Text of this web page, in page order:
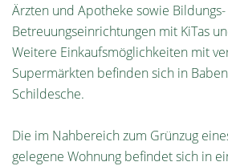
Ärzten und Apotheke sowie
Betreuungseinrichtungen mit KiTas
Weitere Einkaufsmöglichkeiten mit
Supermärkten befinden sich in
Schildesche.
Die im Nahbereich zum Grünzug
gelegene Wohnung befindet sich in